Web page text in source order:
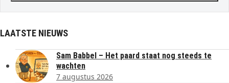
LAATSTE NIEUWS
Sam Babbel – Het paard staat nog steeds te
wachten
7 augustus 2026